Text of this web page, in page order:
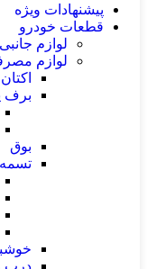
پیشنهادات ویژه
قطعات خودرو
لوازم جانبی
لوازم
برف
بوق
تسمه
درب